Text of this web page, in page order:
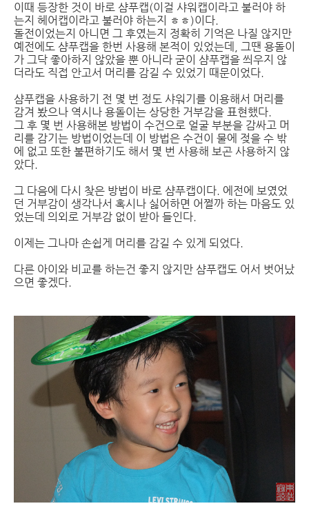
이때 등장한 것이 바로 샴푸캡(이걸 샤워캡이라고 불러야 하
는지 헤어캡이라고 불러야 하는지 ㅎㅎ)이다.
돌전이었는지 아니면 그 후였는지 정확히 기억은 나질 않지만
예전에도 샴푸캡을 한번 사용해 본적이 있었는데, 그땐 용돌이
가 그닥 좋아하지 않았을 뿐 아니라 굳이 샴푸캡을 씌우지 않
더라도 직접 안고서 머리를 감길 수 있었기 때문이었다.
샴푸캡을 사용하기 전 몇 번 정도 샤워기를 이용해서 머리를
감겨 봤으나 역시나 용돌이는 상당한 거부감을 표현했다.
그 후 몇 번 사용해본 방법이 수건으로 얼굴 부분을 감싸고 머
리를 감기는 방법이었는데 이 방법은 수건이 물에 젖을 수 밖
에 없고 또한 불편하기도 해서 몇 번 사용해 보곤 사용하지 않
았다.
그 다음에 다시 찾은 방법이 바로 샴푸캡이다. 에전에 보였었
던 거부감이 생각나서 혹시나 싫어하면 어쩔까 하는 마음도 있
었는데 의외로 거부감 없이 받아 들인다.
이제는 그나마 손쉽게 머리를 감길 수 있게 되었다.
다른 아이와 비교를 하는건 좋지 않지만 샴푸캡도 어서 벗어났
으면 좋겠다.